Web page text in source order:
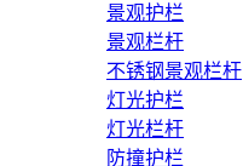
景观护栏
景观栏杆
不锈钢景观栏杆
灯光护栏
灯光栏杆
防撞护栏